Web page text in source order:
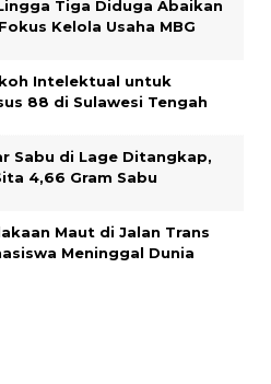
Tiga Diduga Abaikan
Kelola Usaha MBG
Intelektual untuk
88 di Sulawesi Tengah
Sabu di Lage Ditangkap,
4,66 Gram Sabu
Maut di Jalan Trans
Meninggal Dunia